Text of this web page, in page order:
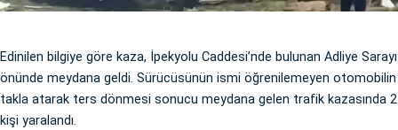
Edinilen bilgiye göre kaza, İpekyolu Caddesi’nde bulunan Adliye Sarayı
önünde meydana geldi. Sürücüsünün ismi öğrenilemeyen otomobilin
takla atarak ters dönmesi sonucu meydana gelen trafik kazasında 2
kişi yaralandı.